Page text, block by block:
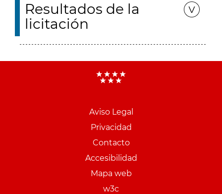
Resultados de la
licitación
Aviso Legal
Privacidad
Contacto
Accesibilidad
Mapa web
w3c